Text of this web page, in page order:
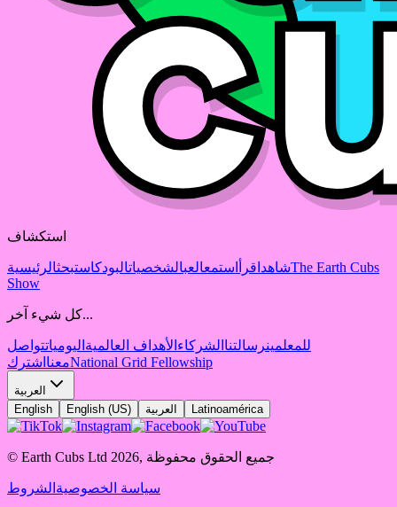
استكشاف
شاهد اقرأ استمعالعبالشخصياتالبودكاستبحثالرئيسية
The Earth Cubs
Show
كل شيء آخر...
للمعلمينرسالتنا الشركاء الأهداف العالمية اليومياتتواصل
معنا اشترك National Grid Fellowship
العربية
English
English (US) العربية Latinoamérica
© Earth Cubs Ltd 2026, جميع الحقوق محفوظة
سياسة الخصوصية الشروط